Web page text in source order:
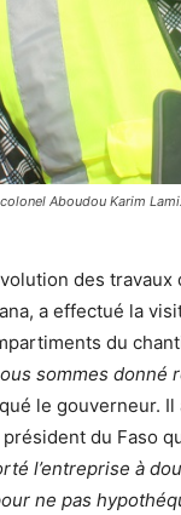
Aboudou Karim
des
a effectué la
du
sommes
le gouverneur.
du Faso
l’entreprise à
ne pas